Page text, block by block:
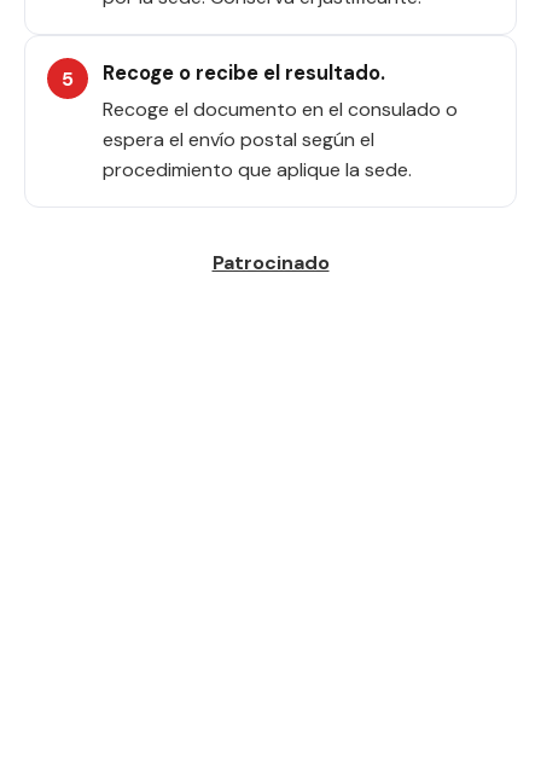
Recoge o recibe el resultado.
Recoge el documento en el consulado o
espera el envío postal según el
procedimiento que aplique la sede.